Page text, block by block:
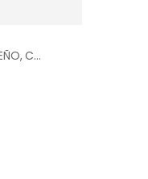
SUDADERO MC ZIPER PEQUEÑO, COLOR GRIS PERLA, CORINTO.